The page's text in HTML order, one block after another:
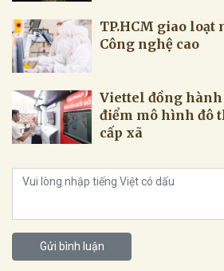
TP.HCM giao loạt
Công nghệ cao
Viettel đồng hành
điểm mô hình đô
cấp xã
Gửi bình luận